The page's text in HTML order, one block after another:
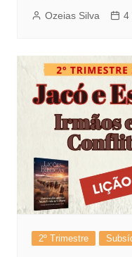
Ozeias Silva 4
2º Trimestre